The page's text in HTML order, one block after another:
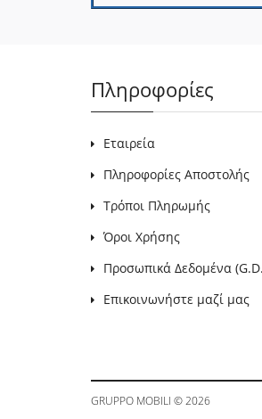
Πληροφορίες
Εταιρεία
Πληροφορίες Αποστολής
Τρόποι Πληρωμής
Όροι Χρήσης
Προσωπικά Δεδομένα
Επικοινωνήστε μαζί μας
GRUPPO MOBILI © 2026